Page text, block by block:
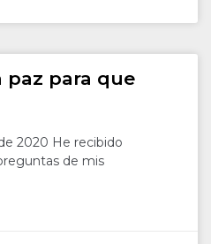
paz para que
2020 He recibido
de mis